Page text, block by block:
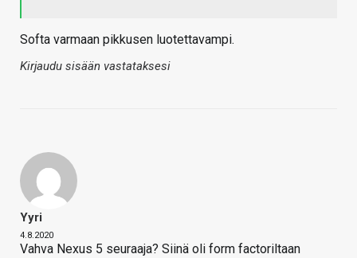
Softa varmaan pikkusen luotettavampi.
Kirjaudu sisään vastataksesi
Yyri
4.8.2020
Vahva Nexus 5 seuraaja? Siinä oli form factoriltaan